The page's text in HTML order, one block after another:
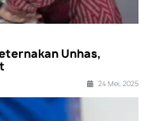
Unhas,
24 Mei, 2025